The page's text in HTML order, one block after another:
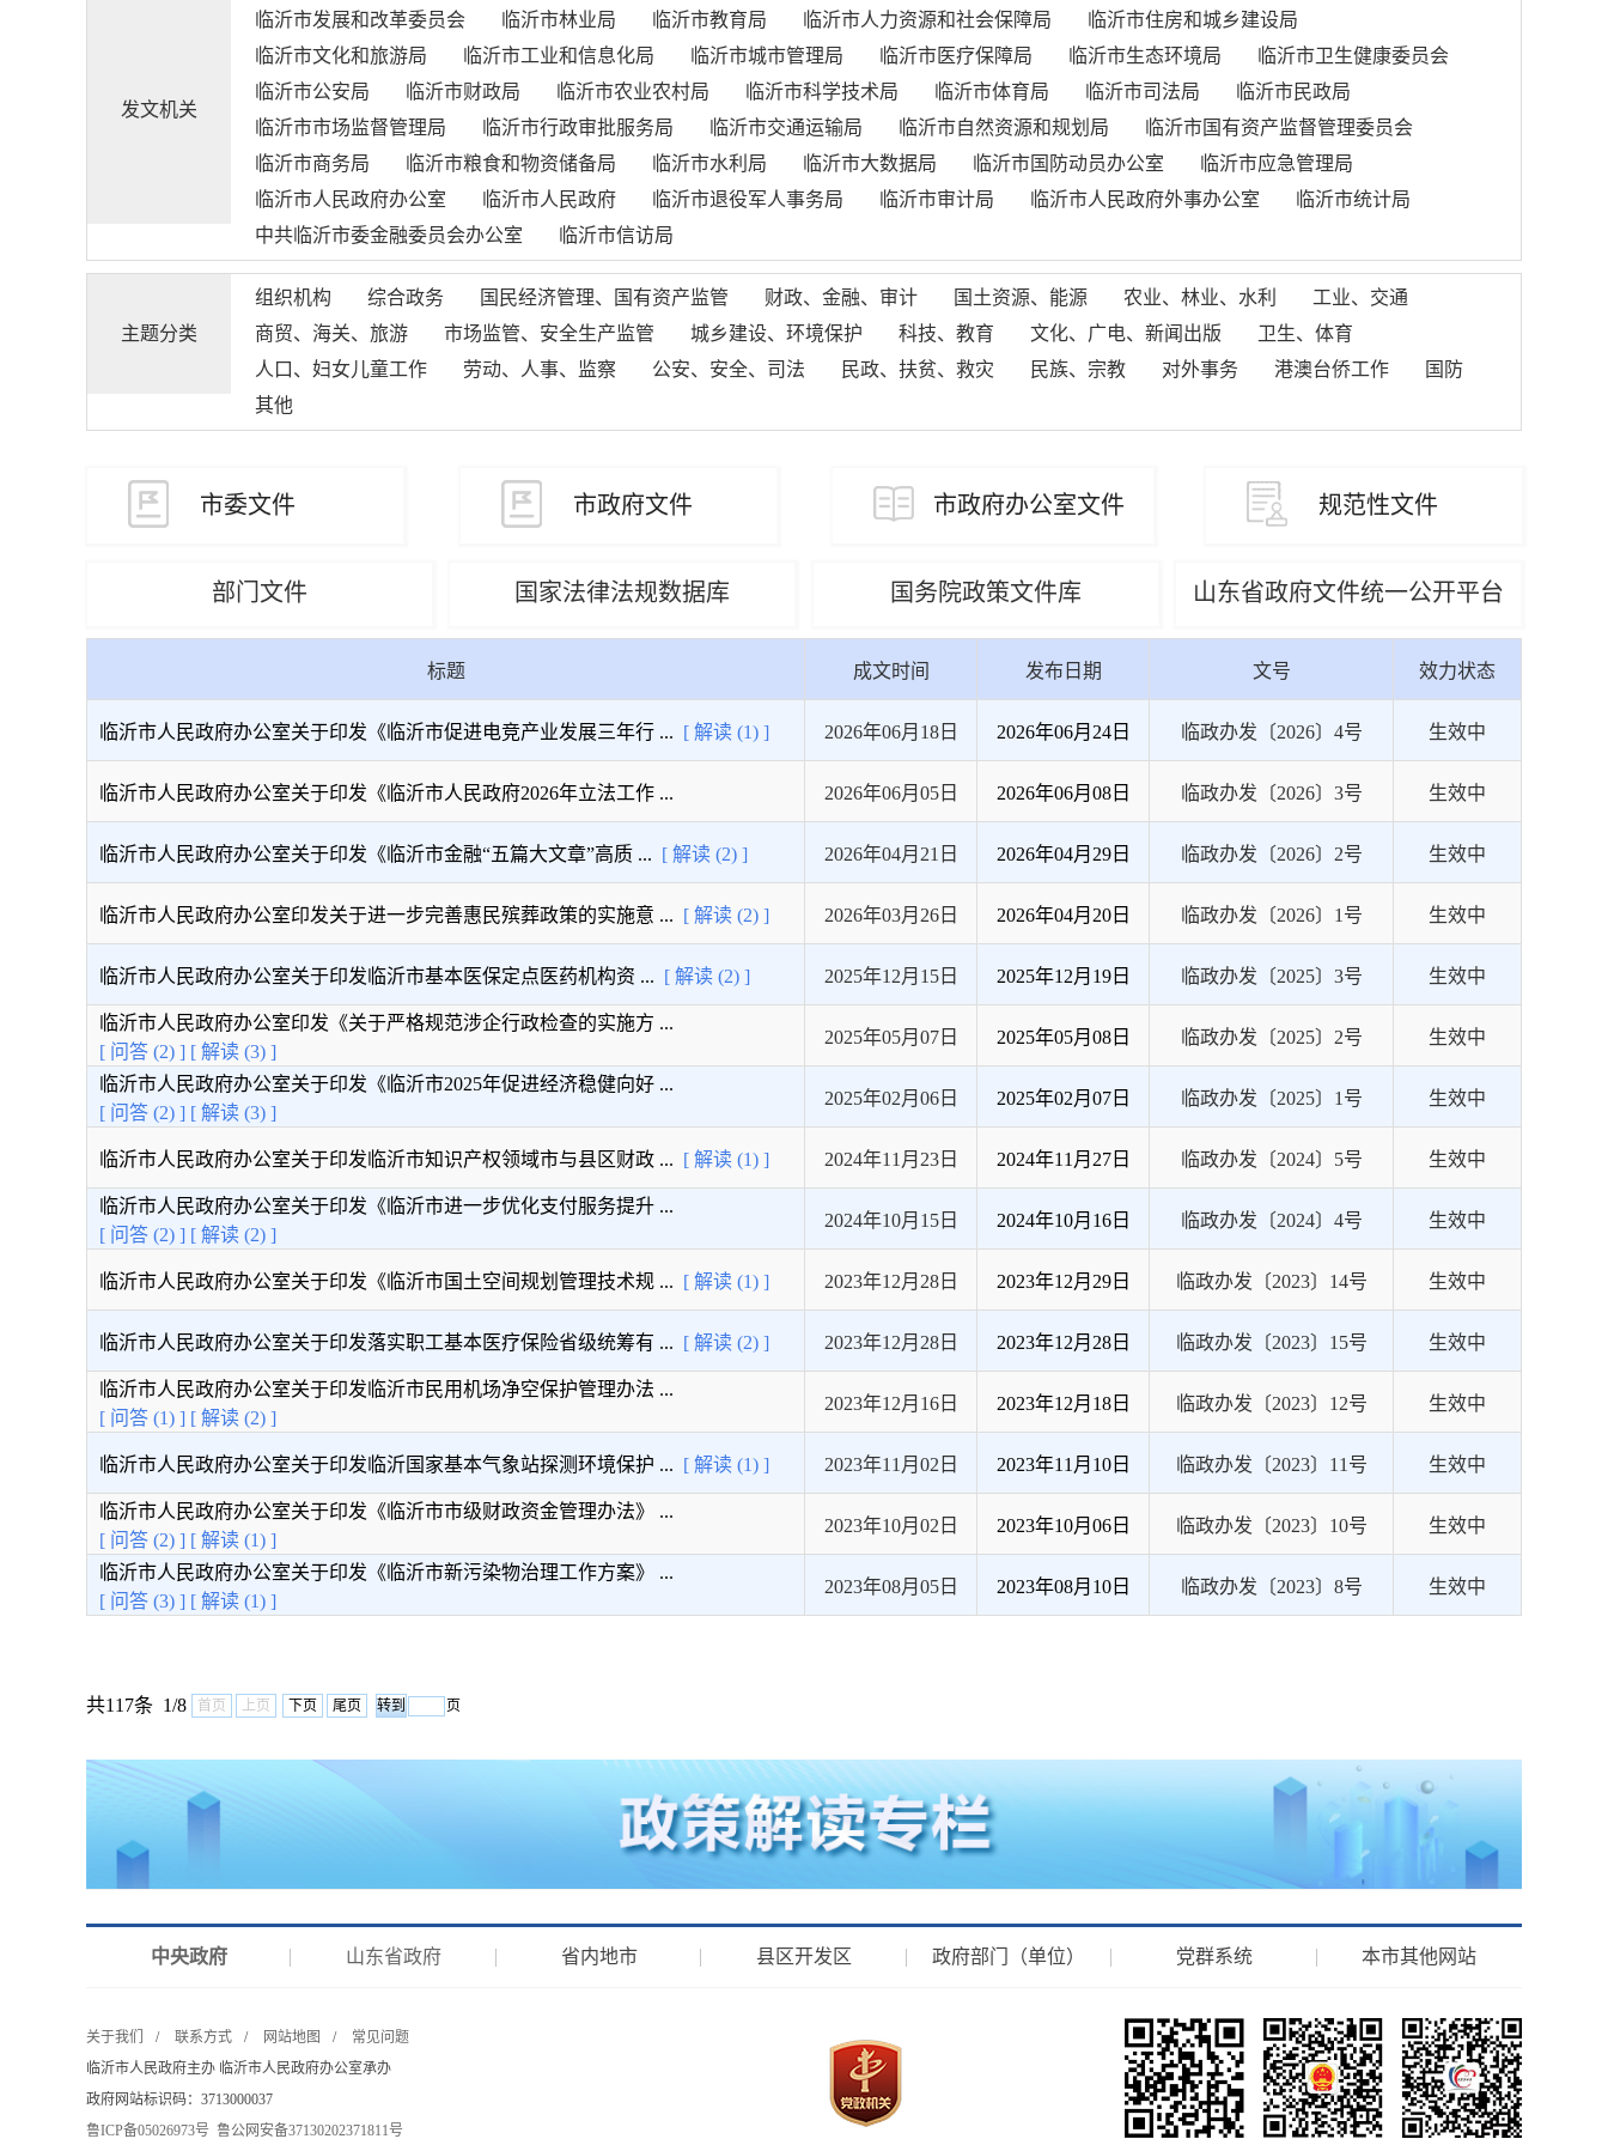
发文机关
临沂市发展和改革委员会 临沂市林业局 临沂市教育局 临沂市人力资源和社会保障局
临沂市住房和城乡建设局
临沂市文化和旅游局
临沂市工业和信息化局 临沂市城市管理局 临沂市医疗保障局 临沂市生态环境局
临沂市卫生健康委员会
临沂市公安局
临沂市财政局 临沂市农业农村局 临沂市科学技术局 临沂市体育局 临沂市司法局
临沂市民政局
临沂市市场监督管理局
临沂市行政审批服务局 临沂市交通运输局 临沂市自然资源和规划局
临沂市国有资产监督管理委员会
临沂市商务局
临沂市粮食和物资储备局 临沂市水利局 临沂市大数据局 临沂市国防动员办公室
临沂市应急管理局
临沂市人民政府办公室
临沂市人民政府 临沂市退役军人事务局 临沂市审计局 临沂市人民政府外事办公室
临沂市统计局
中共临沂市委金融委员会办公室
临沂市信访局
主题分类
组织机构 综合政务 国民经济管理、国有资产监管 财政、金融、审计 国土资源、能源 农业、林业、水利
工业、交通
商贸、海关、旅游
市场监管、安全生产监管 城乡建设、环境保护 科技、教育 文化、广电、新闻出版
卫生、体育
人口、妇女儿童工作
劳动、人事、监察 公安、安全、司法 民政、扶贫、救灾 民族、宗教 对外事务 港澳台侨工作
国防
其他
市委文件 市政府文件 市政府办公室文件 规范性文件
部门文件 国家法律法规数据库 国务院政策文件库 山东省政府文件统一公开平台
标题 成文时间 发布日期 文号 效力状态
临沂市人民政府办公室关于印发《临沂市促进电竞产业发展三年行 ... [ 解读 (1) ] 2026年06月18日 2026年06月24日 临政办发〔2026〕4号 生效中
临沂市人民政府办公室关于印发《临沂市人民政府2026年立法工作 ... 2026年06月05日 2026年06月08日 临政办发〔2026〕3号 生效中
临沂市人民政府办公室关于印发《临沂市金融“五篇大文章”高质 ... [ 解读 (2) ] 2026年04月21日 2026年04月29日 临政办发〔2026〕2号 生效中
临沂市人民政府办公室印发关于进一步完善惠民殡葬政策的实施意 ... [ 解读 (2) ] 2026年03月26日 2026年04月20日 临政办发〔2026〕1号 生效中
临沂市人民政府办公室​关于印发临沂市基本医保定点医药机构资 ... [ 解读 (2) ] 2025年12月15日 2025年12月19日 临政办发〔2025〕3号 生效中
临沂市人民政府办公室印发《关于严格规范涉企行政检查的实施方 ...
[ 问答 (2) ] [ 解读 (3) ]
2025年05月07日 2025年05月08日 临政办发〔2025〕2号 生效中
临沂市人民政府办公室关于印发《临沂市2025年促进经济稳健向好 ...
[ 问答 (2) ] [ 解读 (3) ]
2025年02月06日 2025年02月07日 临政办发〔2025〕1号 生效中
临沂市人民政府办公室关于印发临沂市知识产权领域市与县区财政 ... [ 解读 (1) ] 2024年11月23日 2024年11月27日 临政办发〔2024〕5号 生效中
临沂市人民政府办公室关于印发《临沂市进一步优化支付服务提升 ...
[ 问答 (2) ] [ 解读 (2) ]
2024年10月15日 2024年10月16日 临政办发〔2024〕4号 生效中
临沂市人民政府办公室关于印发《临沂市国土空间规划管理技术规 ... [ 解读 (1) ] 2023年12月28日 2023年12月29日 临政办发〔2023〕14号 生效中
临沂市人民政府办公室关于印发落实职工基本医疗保险省级统筹有 ... [ 解读 (2) ] 2023年12月28日 2023年12月28日 临政办发〔2023〕15号 生效中
临沂市人民政府办公室关于印发临沂市民用机场净空保护管理办法 ...
[ 问答 (1) ] [ 解读 (2) ]
2023年12月16日 2023年12月18日 临政办发〔2023〕12号 生效中
临沂市人民政府办公室关于印发临沂国家基本气象站探测环境保护 ... [ 解读 (1) ] 2023年11月02日 2023年11月10日 临政办发〔2023〕11号 生效中
临沂市人民政府办公室关于印发《临沂市市级财政资金管理办法》 ...
[ 问答 (2) ] [ 解读 (1) ]
2023年10月02日 2023年10月06日 临政办发〔2023〕10号 生效中
临沂市人民政府办公室关于印发《临沂市新污染物治理工作方案》 ...
[ 问答 (3) ] [ 解读 (1) ]
2023年08月05日 2023年08月10日 临政办发〔2023〕8号 生效中
共117条 1/8 首页 上页 下页 尾页 页
中央政府 山东省政府 省内地市 县区开发区 政府部门（单位） 党群系统 本市其他网站
关于我们 / 联系方式 / 网站地图 /
常见问题
临沂市人民政府主办 临沂市人民政府办公室承办
政府网站标识码：3713000037
鲁ICP备05026973号 鲁公网安备37130202371811号